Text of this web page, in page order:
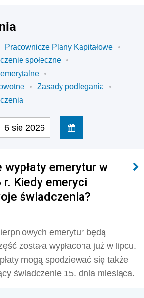
Pracownicze Plany Kapitałowe
społeczne
Zasady podlegania
6 sie 2026
wypłaty emerytur w
Kiedy emeryci
świadczenia?
emerytur będą
została wypłacona już w lipcu.
mogą spodziewać się także
świadczenie 15. dnia miesiąca.